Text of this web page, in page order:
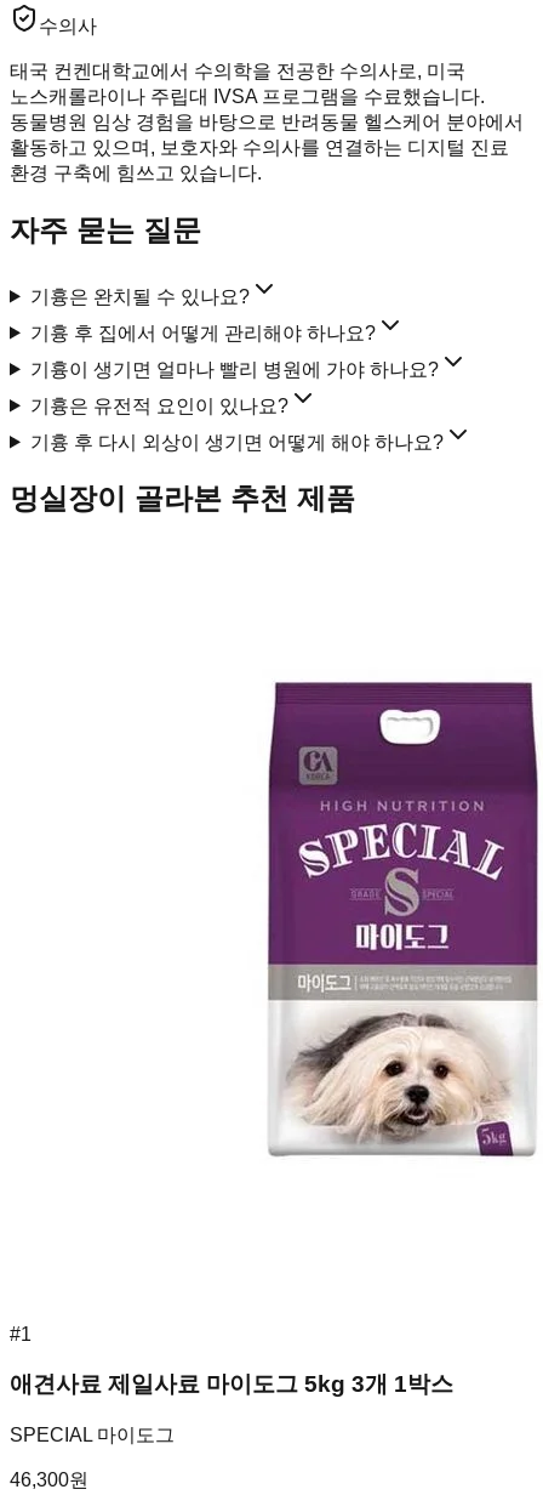
수의사
태국 컨켄대학교에서 수의학을 전공한 수의사로, 미국
노스캐롤라이나 주립대 IVSA 프로그램을 수료했습니다.
동물병원 임상 경험을 바탕으로 반려동물 헬스케어 분야에서
활동하고 있으며, 보호자와 수의사를 연결하는 디지털 진료
환경 구축에 힘쓰고 있습니다.
자주 묻는 질문
기흉은 완치될 수 있나요?
기흉 후 집에서 어떻게 관리해야 하나요?
기흉이 생기면 얼마나 빨리 병원에 가야 하나요?
기흉은 유전적 요인이 있나요?
기흉 후 다시 외상이 생기면 어떻게 해야 하나요?
멍실장이 골라본 추천 제품
#1
애견사료 제일사료 마이도그 5kg 3개 1박스
SPECIAL 마이도그
46,300원